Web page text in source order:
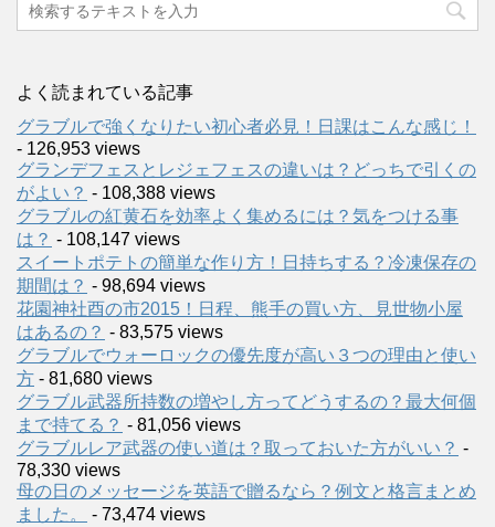
よく読まれている記事
グラブルで強くなりたい初心者必見！日課はこんな感じ！
- 126,953 views
グランデフェスとレジェフェスの違いは？どっちで引くの
がよい？ - 108,388 views
グラブルの紅黄石を効率よく集めるには？気をつける事
は？ - 108,147 views
スイートポテトの簡単な作り方！日持ちする？冷凍保存の
期間は？ - 98,694 views
花園神社酉の市2015！日程、熊手の買い方、見世物小屋
はあるの？ - 83,575 views
グラブルでウォーロックの優先度が高い３つの理由と使い
方 - 81,680 views
グラブル武器所持数の増やし方ってどうするの？最大何個
まで持てる？ - 81,056 views
グラブルレア武器の使い道は？取っておいた方がいい？ -
78,330 views
母の日のメッセージを英語で贈るなら？例文と格言まとめ
ました。
- 73,474 views